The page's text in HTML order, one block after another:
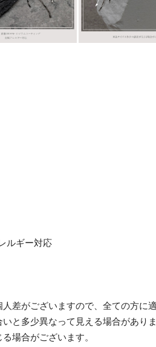
ルギー対応
差がございますので、全ての方に
と多少異なって見える場合がありま
場合がございます。